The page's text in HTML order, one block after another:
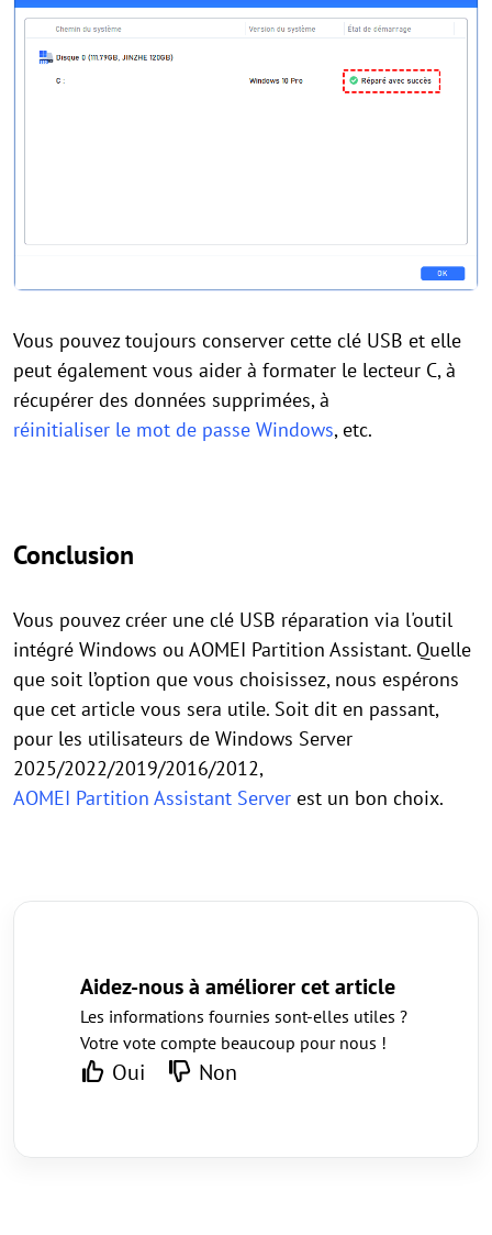
Vous pouvez toujours conserver cette clé USB et elle
peut également vous aider à formater le lecteur C, à
récupérer des données supprimées, à
réinitialiser le mot de passe Windows, etc.
Conclusion
Vous pouvez créer une clé USB réparation via l'outil
intégré Windows ou AOMEI Partition Assistant. Quelle
que soit l’option que vous choisissez, nous espérons
que cet article vous sera utile. Soit dit en passant,
pour les utilisateurs de Windows Server
2025/2022/2019/2016/2012,
AOMEI Partition Assistant Server est un bon choix.
Aidez-nous à améliorer cet article
Les informations fournies sont-elles utiles ?
Votre vote compte beaucoup pour nous !
Oui Non